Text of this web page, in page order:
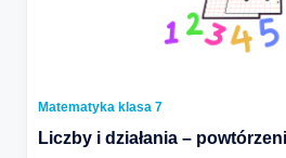
Matematyka klasa 7
Liczby i działania –